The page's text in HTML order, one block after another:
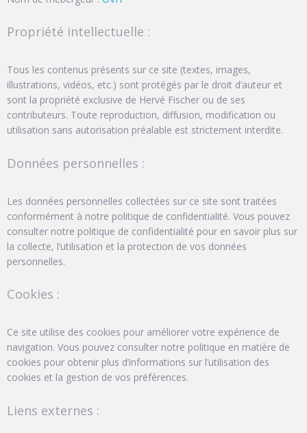
Propriété intellectuelle :
Tous les contenus présents sur ce site (textes, images,
illustrations, vidéos, etc.) sont protégés par le droit d’auteur et
sont la propriété exclusive de Hervé Fischer ou de ses
contributeurs. Toute reproduction, diffusion, modification ou
utilisation sans autorisation préalable est strictement interdite.
Données personnelles :
Les données personnelles collectées sur ce site sont traitées
conformément à notre politique de confidentialité. Vous pouvez
consulter notre politique de confidentialité pour en savoir plus sur
la collecte, l’utilisation et la protection de vos données
personnelles.
Cookies :
Ce site utilise des cookies pour améliorer votre expérience de
navigation. Vous pouvez consulter notre politique en matière de
cookies pour obtenir plus d’informations sur l’utilisation des
cookies et la gestion de vos préférences.
Liens externes :